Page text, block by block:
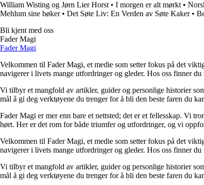
William Wisting og Jørn Lier Horst • I morgen er alt mørkt •
Mehlum sine bøker• Det Søte Liv: En Verden av Søte Kaker•
Bli kjent med oss
Fader Magi
Fader Magi
Velkommen til Fader Magi, et medie som setter fokus på det
navigerer i livets mange utfordringer og gleder. Hos oss finner
Vi tilbyr et mangfold av artikler, guider og personlige historier
mål å gi deg verktøyene du trenger for å bli den beste faren du
Fader Magi er mer enn bare et nettsted; det er et fellesskap. Vi
hørt. Her er det rom for både triumfer og utfordringer, og vi
Velkommen til Fader Magi, et medie som setter fokus på det
navigerer i livets mange utfordringer og gleder. Hos oss finner
Vi tilbyr et mangfold av artikler, guider og personlige historier
mål å gi deg verktøyene du trenger for å bli den beste faren du